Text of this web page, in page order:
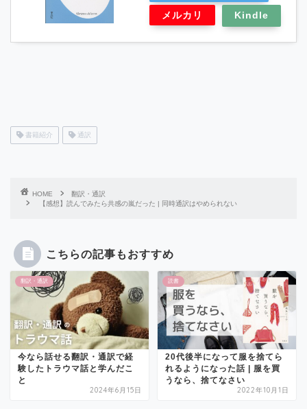
メルカリ Kindle
書籍紹介 通訳
HOME
翻訳・通訳
【感想】読んでみたら共感の嵐だった | 同時通訳はやめられない
こちらの記事もおすすめ
翻訳・通訳
今なら話せる翻訳・通訳で経
験したトラウマ話と学んだこ
と
2024年6月15日
読書
20代後半になって服を捨てら
れるようになった話 | 服を買
うなら、捨てなさい
2022年10月1日